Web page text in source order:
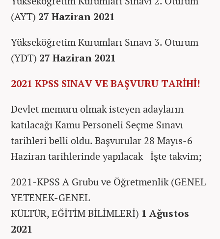
(AYT) 27 Haziran 2021
Yükseköğretim Kurumları Sınavı 3. Oturum
(YDT) 27 Haziran 2021
2021 KPSS SINAV VE BAŞVURU TARİHİ!
Devlet memuru olmak isteyen adayların
katılacağı Kamu Personeli Seçme Sınavı
tarihleri belli oldu. Başvurular 28 Mayıs-6
Haziran tarihlerinde yapılacak İşte takvim;
2021-KPSS A Grubu ve Öğretmenlik (GENEL
YETENEK-GENEL
KÜLTÜR, EĞİTİM BİLİMLERİ) 1 Ağustos
2021